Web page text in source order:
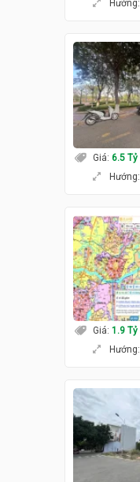
Hướng:
Giá: 6.5 Tỷ
Hướng:
Giá: 1.9 Tỷ
Hướng: